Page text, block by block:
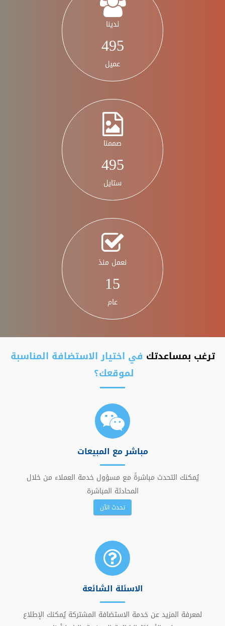
لدينا
582
عميل
صممنا
582
ستايل
نعمل منذ
15
عام
ترغب بمساعدتك في اختيار الاستضافة المناسبة
لموقعك؟
مباشر مع المبيعات
يُمكنك التحدث مباشرةً مع مسؤول خدمة العملاء من خلال
المحادثة المباشرة
تحدث الآن
الاسئلة الشائعة
لمعرفة المزيد عن خدمة الاستضافة المشتركة يُمكنك الإطلاع